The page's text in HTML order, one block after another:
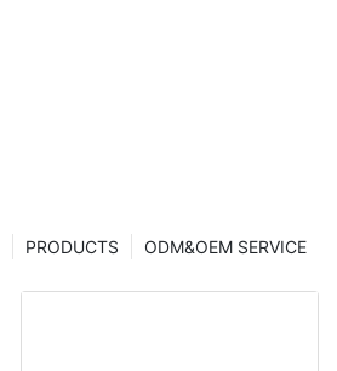
ODM&OEM SERVICE
PRODUCTS